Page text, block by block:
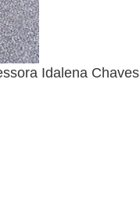
Idalena Chaves